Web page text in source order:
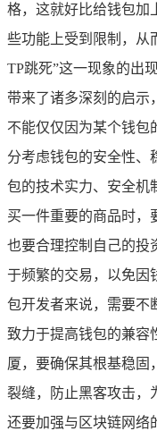
格，这就好比给钱包加
些功能上受到限制，从
TP跳死”这一现象的出
带来了诸多深刻的启示
不能仅仅因为某个钱包
分考虑钱包的安全性、
包的技术实力、安全机
买一件重要的商品时，
也要合理控制自己的投
于频繁的交易，以免因
包开发者来说，需要不
致力于提高钱包的兼容
厦，要确保其根基稳固
裂缝，防止黑客攻击，
还要加强与区块链网络